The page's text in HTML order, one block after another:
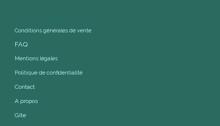
Conditions générales de vente
FAQ
Mentions légales
Politique de confidentialité
Contact
A propos
Gîte